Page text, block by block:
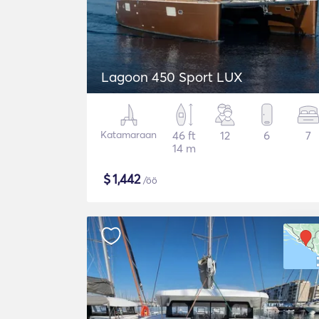
Lagoon 450 Sport LUX
Katamaraan
46 ft
14 m
12 6 7
$1,442/öö